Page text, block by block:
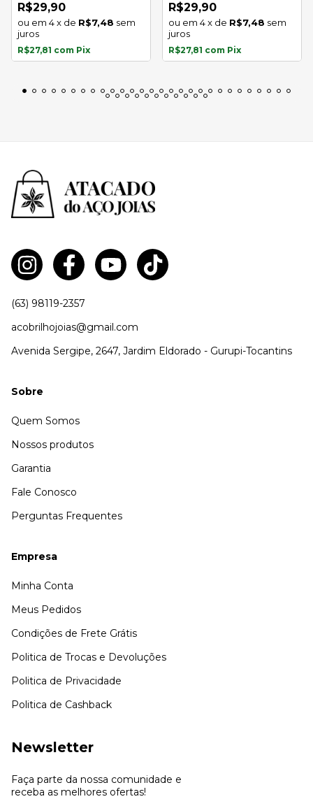
R$29,90
4x de R$7,48 sem
juros
R$27,81 com Pix
R$29,90
4x de R$7,48 sem
juros
R$27,81 com Pix
(63) 98119-2357
acobrilhojoias@gmail.com
Avenida Sergipe, 2647, Jardim Eldorado - Gurupi-Tocantins
Sobre
Quem Somos
Nossos produtos
Garantia
Fale Conosco
Perguntas Frequentes
Empresa
Minha Conta
Meus Pedidos
Condições de Frete Grátis
Politica de Trocas e Devoluções
Politica de Privacidade
Politica de Cashback
Newsletter
Faça parte da nossa comunidade e
receba as melhores ofertas!